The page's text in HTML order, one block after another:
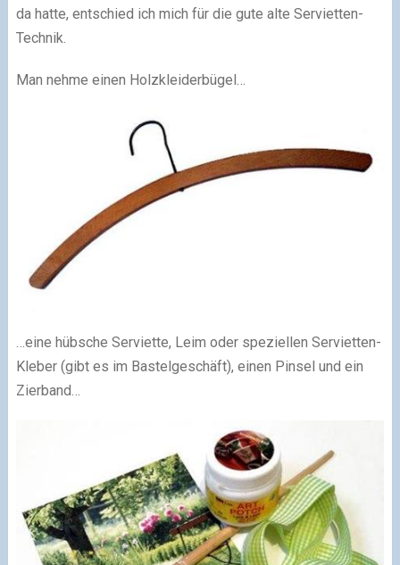
da hatte, entschied ich mich für die gute alte Servietten-
Technik.
Man nehme einen Holzkleiderbügel…
…eine hübsche Serviette, Leim oder speziellen Servietten-
Kleber (gibt es im Bastelgeschäft), einen Pinsel und ein
Zierband…